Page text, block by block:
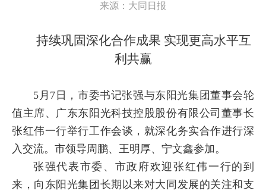
来源： 大同日报
持续巩固深化合作成果 实现更高水平互
利共赢
5月7日，市委书记张强与东阳光集团董事会轮
值主席、广东东阳光科技控股股份有限公司董事长
张红伟一行举行工作会谈，就深化务实合作进行深
入交流。市领导周鹏、王明厚、宁文鑫参加。
张强代表市委、市政府欢迎张红伟一行的到
来，向东阳光集团长期以来对大同发展的关注和支